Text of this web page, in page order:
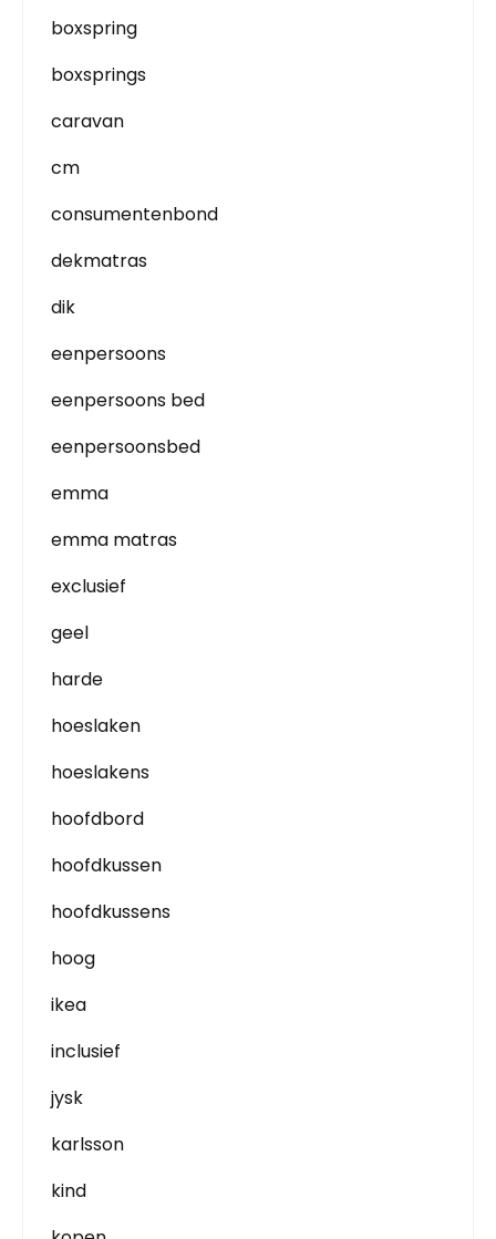
boxspring
boxsprings
caravan
cm
consumentenbond
dekmatras
dik
eenpersoons
eenpersoons bed
eenpersoonsbed
emma
emma matras
exclusief
geel
harde
hoeslaken
hoeslakens
hoofdbord
hoofdkussen
hoofdkussens
hoog
ikea
inclusief
jysk
karlsson
kind